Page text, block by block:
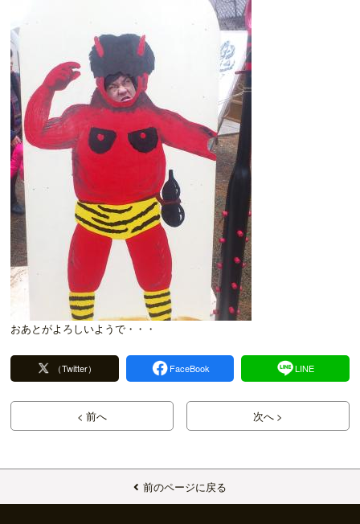
おあとがよろしいようで・・・
（Twitter） FaceBook LINE
< 前へ 次へ >
前のページに戻る